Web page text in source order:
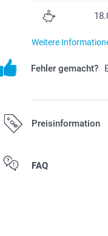
Weitere
Fehler gemacht?
Preisinformation
Alle Preise verstehen sich
FAQ